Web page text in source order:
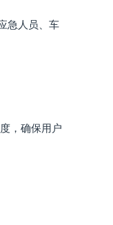
急人员、车
，确保用户